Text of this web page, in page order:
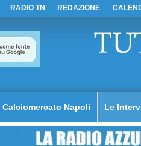
RADIO TN REDAZIONE
Calciomercato Napoli Le